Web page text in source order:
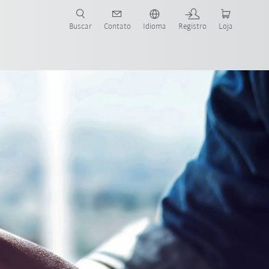
Buscar Contato Idioma Registro Loja